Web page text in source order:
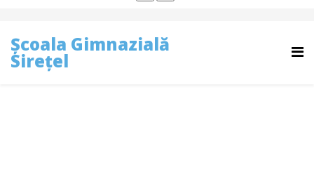
Școala Gimnazială
Sirețel